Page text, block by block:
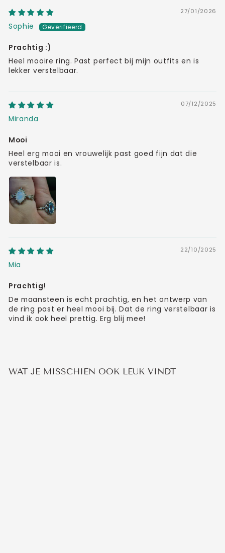
27/01/2026
Sophie
Prachtig :)
Heel mooire ring. Past perfect bij mijn outfits en is
lekker verstelbaar.
07/12/2025
Miranda
Mooi
Heel erg mooi en vrouwelijk past goed fijn dat die
verstelbaar is.
22/10/2025
Mia
Prachtig!
De maansteen is echt prachtig, en het ontwerp van
de ring past er heel mooi bij. Dat de ring verstelbaar is
vind ik ook heel prettig. Erg blij mee!
WAT JE MISSCHIEN OOK LEUK VINDT